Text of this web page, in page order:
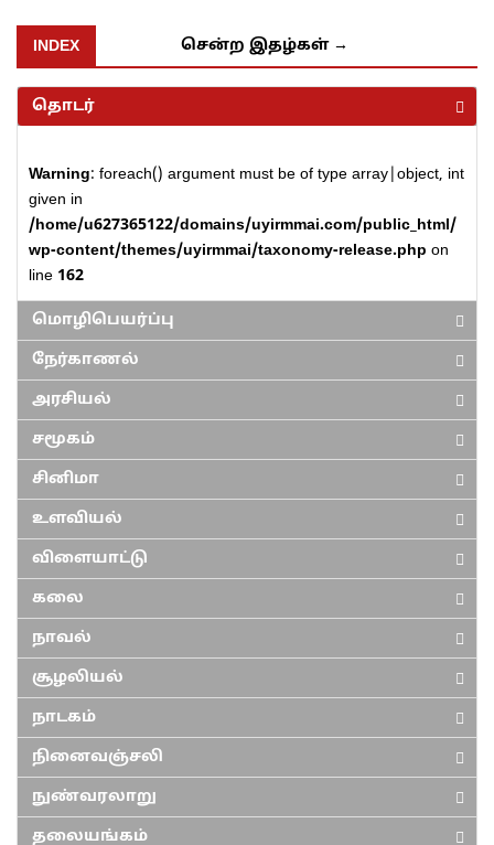
INDEX சென்ற இதழ்கள் →
தொடர்
Warning: foreach() argument must be of type array|object, int
given in
/home/u627365122/domains/uyirmmai.com/public_html/
wp-content/themes/uyirmmai/taxonomy-release.php on
line 162
மொழிபெயர்ப்பு
நேர்காணல்
அரசியல்
சமூகம்
சினிமா
உளவியல்
விளையாட்டு
கலை
நாவல்
சூழலியல்
நாடகம்
நினைவஞ்சலி
நுண்வரலாறு
தலையங்கம்